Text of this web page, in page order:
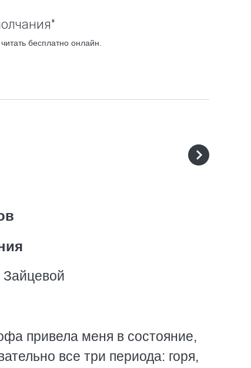
бесплатно онлайн.
Зайцевой
привела меня в состояние,
все три периода: горя,